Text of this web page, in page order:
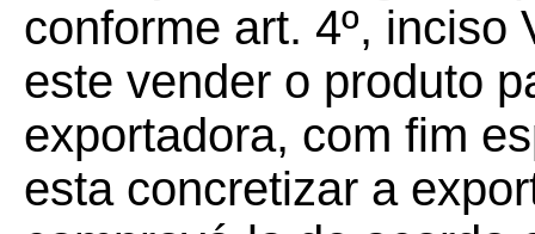
conforme art. 4º, inciso
este vender o produto
exportadora, com fim
esta concretizar a